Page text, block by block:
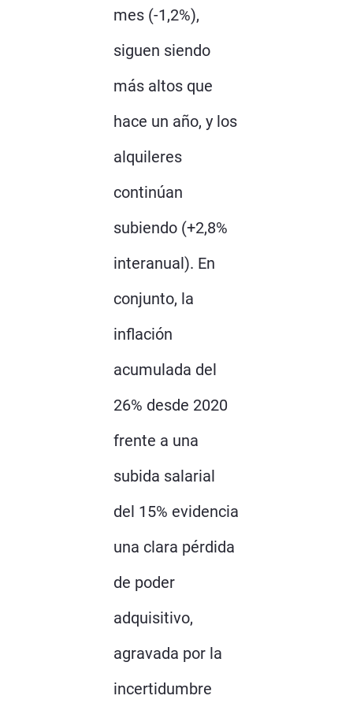
mes (-1,2%),
siguen siendo
más altos que
hace un año, y los
alquileres
continúan
subiendo (+2,8%
interanual). En
conjunto, la
inflación
acumulada del
26% desde 2020
frente a una
subida salarial
del 15% evidencia
una clara pérdida
de poder
adquisitivo,
agravada por la
incertidumbre